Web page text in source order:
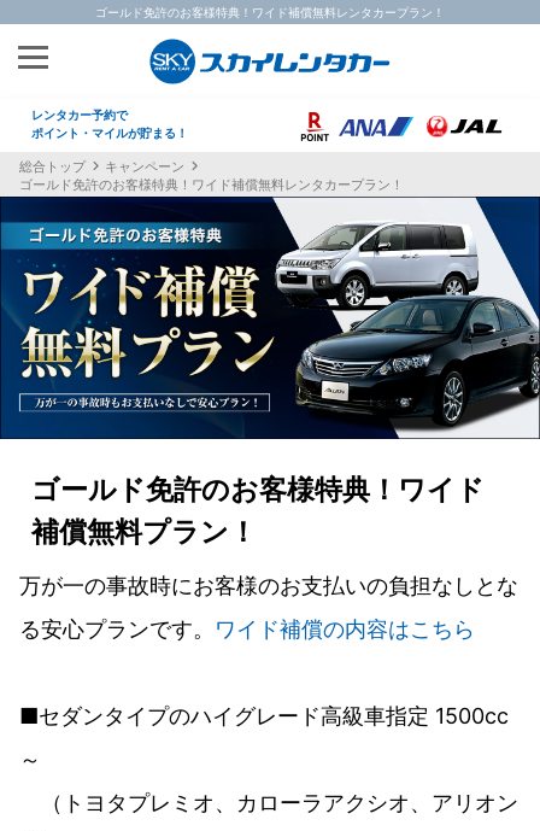
ゴールド免許のお客様特典！ワイド補償無料レンタカープラン！
レンタカー予約で
ポイント・マイルが貯まる！
総合トップ
キャンペーン
ゴールド免許のお客様特典！ワイド補償無料レンタカープラン！
ゴールド免許のお客様特典！ワイド
補償無料プラン！
万が一の事故時にお客様のお支払いの負担なしとな
る安心プランです。 ワイド補償の内容はこちら
■セダンタイプのハイグレード高級車指定 1500cc
～
（トヨタプレミオ、カローラアクシオ、アリオン